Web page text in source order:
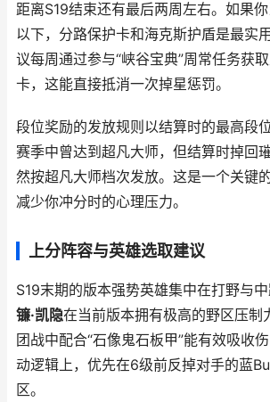
距离S19结束还有最后两周左右。如果
以下，分路保护卡和海克斯护盾是最实
议每周通过参与“峡谷宝典”周常任务获
卡，这能直接抵消一次掉星惩罚。
段位奖励的发放规则以结算时的最高段
赛季中曾达到超凡大师，但结算时掉回
然按超凡大师档次发放。这是一个关键
减少你冲分时的心理压力。
上分阵容与英雄选取建议
S19末期的版本强势英雄集中在打野与中
镰·凯隐在当前版本拥有极高的野区压制
团战中配合“石像鬼石板甲”能有效吸收
动逻辑上，优先在6级前反掉对手的蓝
区。